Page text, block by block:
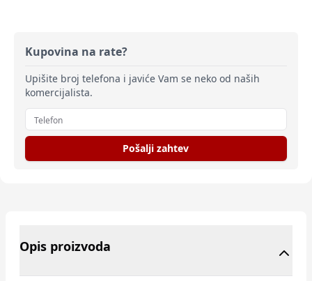
Kupovina na rate?
Upišite broj telefona i javiće Vam se neko od naših
komercijalista.
Pošalji zahtev
Opis proizvoda